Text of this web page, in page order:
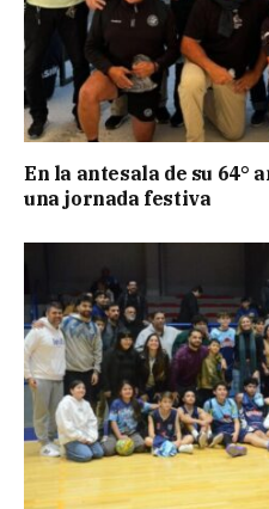
En la antesala de su 64°
una jornada festiva